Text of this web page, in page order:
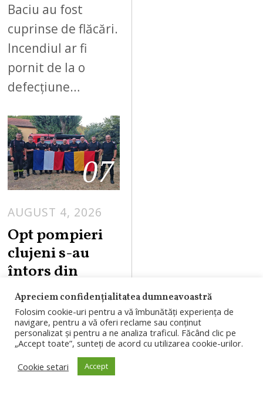
Baciu au fost
cuprinse de flăcări.
Incendiul ar fi
pornit de la o
defecțiune…
07
AUGUST 4, 2026
Opt pompieri
clujeni s-au
întors din
misiunea din
Franța. Au
intervenit la
incendii de
vegetație și
Apreciem confidențialitatea dumneavoastră
Folosim cookie-uri pentru a vă îmbunătăți experiența de
navigare, pentru a vă oferi reclame sau conținut
personalizat și pentru a ne analiza traficul. Făcând clic pe
„Accept toate”, sunteți de acord cu utilizarea cookie-urilor.
Cookie setari
Accept